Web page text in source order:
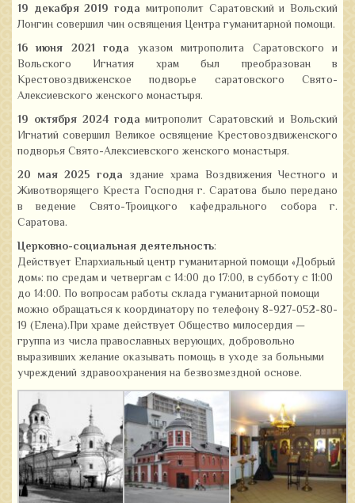
19 декабря 2019 года митрополит Саратовский и Вольский
Лонгин совершил чин освящения Центра гуманитарной помощи.
16 июня 2021 года указом митрополита Саратовского и
Вольского Игнатия храм был преобразован в
Крестовоздвиженское подворье саратовского Свято-
Алексиевского женского монастыря.
19 октября 2024 года митрополит Саратовский и Вольский
Игнатий совершил Великое освящение Крестовоздвиженского
подворья Свято-Алексиевского женского монастыря.
20 мая 2025 года здание храма Воздвижения Честного и
Животворящего Креста Господня г. Саратова было передано
в ведение Свято-Троицкого кафедрального собора г.
Саратова.
Церковно-социальная деятельность:
Действует Епархиальный центр гуманитарной помощи «Добрый
дом»: по средам и четвергам с 14:00 до 17:00, в субботу с 11:00
до 14:00. По вопросам работы склада гуманитарной помощи
можно обращаться к координатору по телефону 8-927-052-80-
19 (Елена).При храме действует Общество милосердия —
группа из числа православных верующих, добровольно
выразивших желание оказывать помощь в уходе за больными
учреждений здравоохранения на безвозмездной основе.